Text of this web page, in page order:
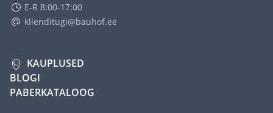
E-R 8:00-17:00
klienditugi@bauhof.ee
KAUPLUSED
BLOGI
PABERKATALOOG